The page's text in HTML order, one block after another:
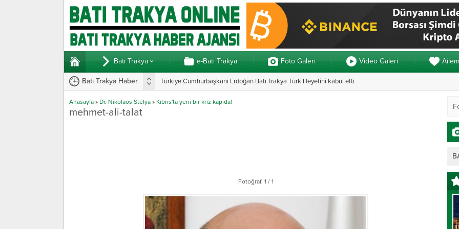
Batı Trakya e-Batı Trakya Foto Galeri Video Galeri Ailem
Batı Trakya Haber Türkiye Cumhurbaşkanı Erdoğan Batı Trakya Türk Heyetini kabul etti
Anasayfa » Dr. Nikolaos Stelya » Kıbrıs'ta yeni bir kriz kapıda!
mehmet-ali-talat
Fotoğraf: 1 / 1